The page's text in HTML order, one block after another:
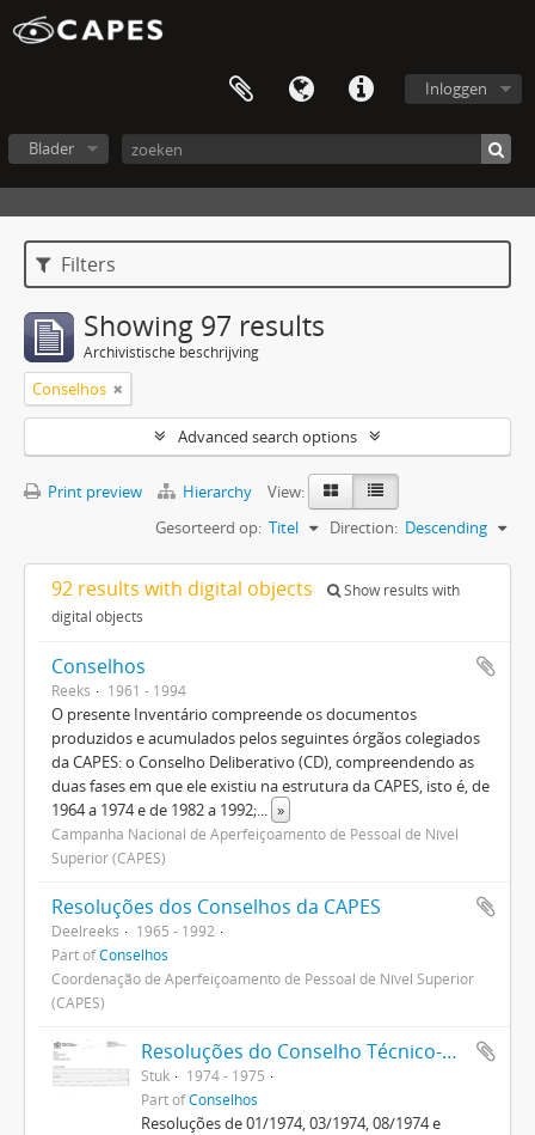
Inloggen
Blader
Filters
Showing 97 results
Archivistische beschrijving
Conselhos
Advanced search options
Print preview Hierarchy
View:
Gesorteerd op: Titel Direction: Descending
92 results with digital objects
Show results with
digital objects
Conselhos
Reeks 1961 - 1994
O presente Inventário compreende os documentos
produzidos e acumulados pelos seguintes órgãos colegiados
da CAPES: o Conselho Deliberativo (CD), compreendendo as
duas fases em que ele existiu na estrutura da CAPES, isto é, de
1964 a 1974 e de 1982 a 1992;... »
Campanha Nacional de Aperfeiçoamento de Pessoal de Nível
Superior (CAPES)
Resoluções dos Conselhos da CAPES
Deelreeks
1965 - 1992
Part ofConselhos
Coordenação de Aperfeiçoamento de Pessoal de Nível Superior
(CAPES)
Resoluções do Conselho Técnico-Administrativo (1974-1982)
Stuk
1974 - 1975
Part ofConselhos
Resoluções de 01/1974, 03/1974, 08/1974 e